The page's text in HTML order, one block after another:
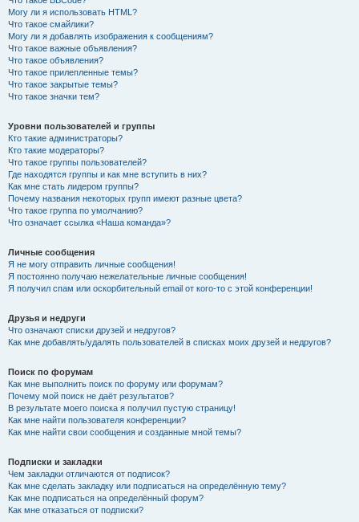
Могу ли я использовать HTML?
Что такое смайлики?
Могу ли я добавлять изображения к сообщениям?
Что такое важные объявления?
Что такое объявления?
Что такое прилепленные темы?
Что такое закрытые темы?
Что такое значки тем?
Уровни пользователей и группы
Кто такие администраторы?
Кто такие модераторы?
Что такое группы пользователей?
Где находятся группы и как мне вступить в них?
Как мне стать лидером группы?
Почему названия некоторых групп имеют разные цвета?
Что такое группа по умолчанию?
Что означает ссылка «Наша команда»?
Личные сообщения
Я не могу отправить личные сообщения!
Я постоянно получаю нежелательные личные сообщения!
Я получил спам или оскорбительный email от кого-то с этой конференции!
Друзья и недруги
Что означают списки друзей и недругов?
Как мне добавлять/удалять пользователей в списках моих друзей и недругов?
Поиск по форумам
Как мне выполнить поиск по форуму или форумам?
Почему мой поиск не даёт результатов?
В результате моего поиска я получил пустую страницу!
Как мне найти пользователя конференции?
Как мне найти свои сообщения и созданные мной темы?
Подписки и закладки
Чем закладки отличаются от подписок?
Как мне сделать закладку или подписаться на определённую тему?
Как мне подписаться на определённый форум?
Как мне отказаться от подписки?